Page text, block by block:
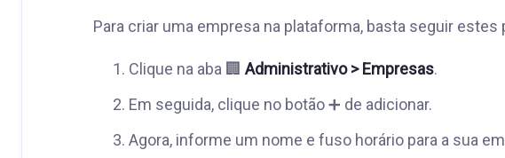
Para criar uma empresa na plataforma, basta seguir estes
Clique na aba 🏢 Administrativo > Empresas.
Em seguida, clique no botão ➕ de adicionar.
Agora, informe um nome e fuso horário para a sua